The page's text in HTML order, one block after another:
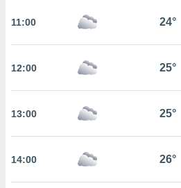
el sitio
o
aunque
Puedes
11:00 24°
12:00 25°
13:00 25°
14:00 26°